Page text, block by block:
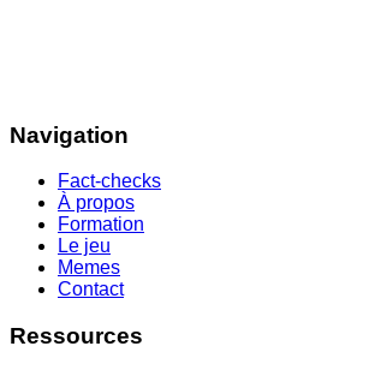
Navigation
Fact-checks
À propos
Formation
Le jeu
Memes
Contact
Ressources